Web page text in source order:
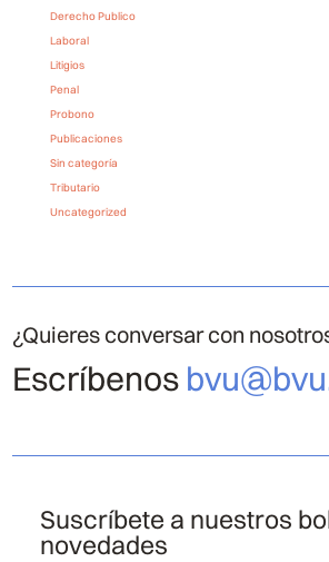
Derecho Publico
Laboral
Litigios
Penal
Probono
Publicaciones
Sin categoría
Tributario
Uncategorized
¿Quieres conversar con
Escríbenos
Suscríbete a nuestros
novedades